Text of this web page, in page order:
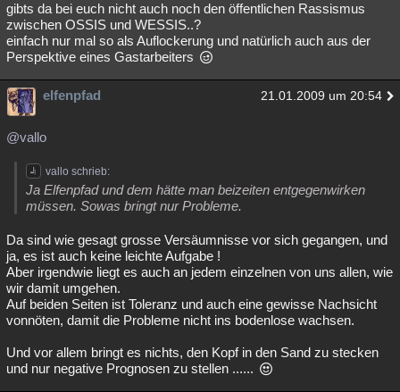
gibts da bei euch nicht auch noch den öffentlichen Rassismus
zwischen OSSIS und WESSIS..?
einfach nur mal so als Auflockerung und natürlich auch aus der
Perspektive eines Gastarbeiters
elfenpfad 21.01.2009 um 20:54
@vallo
vallo schrieb:
Ja Elfenpfad und dem hätte man beizeiten entgegenwirken
müssen. Sowas bringt nur Probleme.
Da sind wie gesagt grosse Versäumnisse vor sich gegangen, und
ja, es ist auch keine leichte Aufgabe !
Aber irgendwie liegt es auch an jedem einzelnen von uns allen, wie
wir damit umgehen.
Auf beiden Seiten ist Toleranz und auch eine gewisse Nachsicht
vonnöten, damit die Probleme nicht ins bodenlose wachsen.
Und vor allem bringt es nichts, den Kopf in den Sand zu stecken
und nur negative Prognosen zu stellen ......